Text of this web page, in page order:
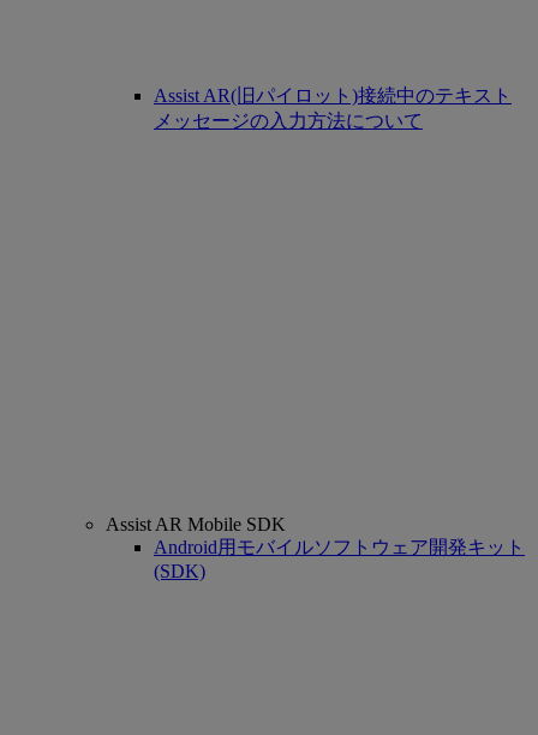
Assist AR(旧パイロット)接続中のテキスト
メッセージの入力方法について
Assist AR Mobile SDK
Android用モバイルソフトウェア開発キット
(SDK)